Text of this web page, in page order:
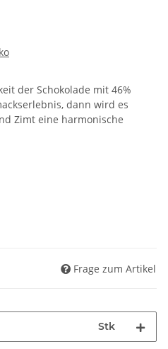
der Schokolade mit 46%
dann wird es
Zimt eine harmonische
Frage zum Artikel
Stk